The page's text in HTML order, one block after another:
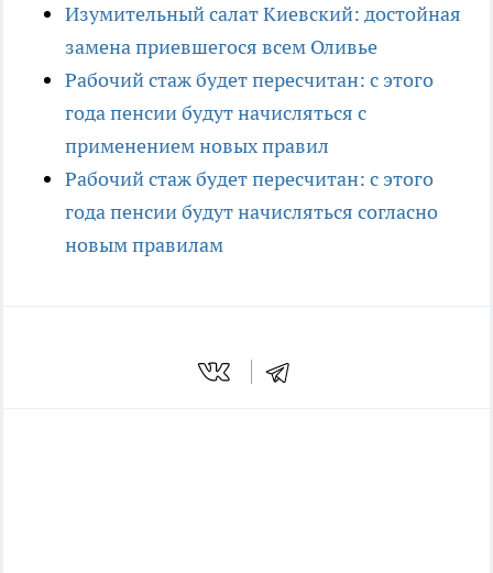
Изумительный салат Киевский: достойная
замена приевшегося всем Оливье
Рабочий стаж будет пересчитан: с этого
года пенсии будут начисляться с
применением новых правил
Рабочий стаж будет пересчитан: с этого
года пенсии будут начисляться согласно
новым правилам